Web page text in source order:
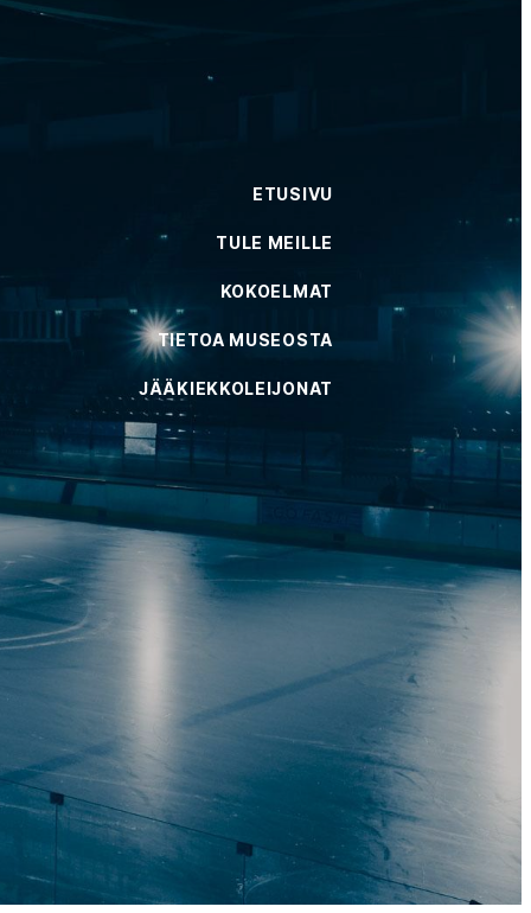
ETUSIVU
TULE MEILLE
KOKOELMAT
TIETOA MUSEOSTA
JÄÄKIEKKOLEIJONAT